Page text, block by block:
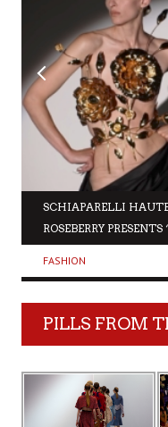
SCHIAPARELLI
ROSEBERRY
FASHION
PILLS FROM